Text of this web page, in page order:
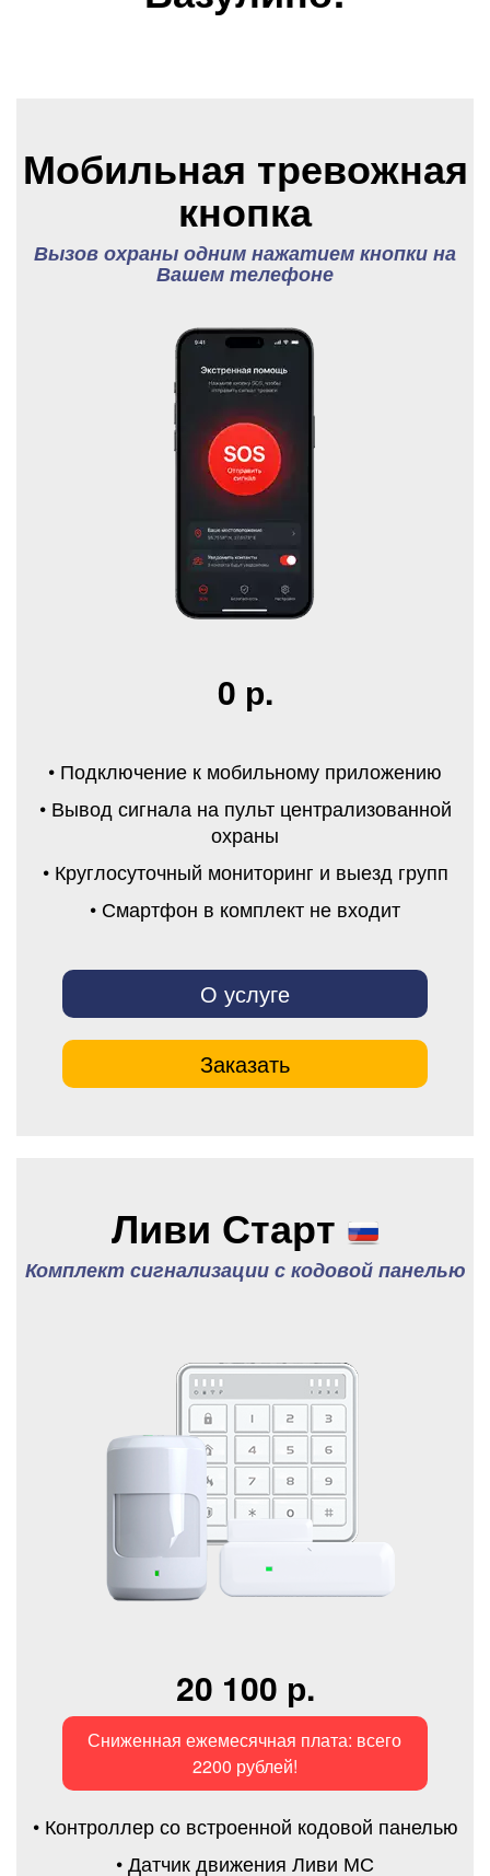
Мобильная тревожная
кнопка
Вызов охраны одним нажатием кнопки на
Вашем телефоне
0 р.
• Подключение к мобильному приложению
• Вывод сигнала на пульт централизованной
охраны
• Круглосуточный мониторинг и выезд групп
• Смартфон в комплект не входит
О услуге
Заказать
Ливи Старт
Комплект сигнализации с кодовой панелью
20 100 р.
Сниженная ежемесячная плата: всего
2200 рублей!
• Контроллер со встроенной кодовой панелью
• Датчик движения Ливи МС